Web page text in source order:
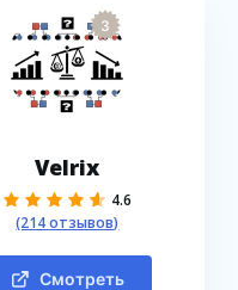
3
Velrix
4.6
(214 отзывов)
Смотреть